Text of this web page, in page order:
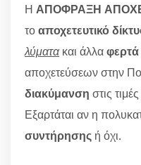
Η ΑΠΟΦΡΑΞΗ
τοαποχετευτικό
λύματακαι άλλαφερτά
αποχετεύσεων στην
διακύμανση στις
Εξαρτάται αν η
συντήρησης ή όχι.